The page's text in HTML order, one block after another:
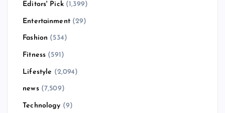
Editors' Pick(1,399)
Entertainment(29)
Fashion (534)
Fitness (591)
Lifestyle (2,094)
news(7,509)
Technology (9)